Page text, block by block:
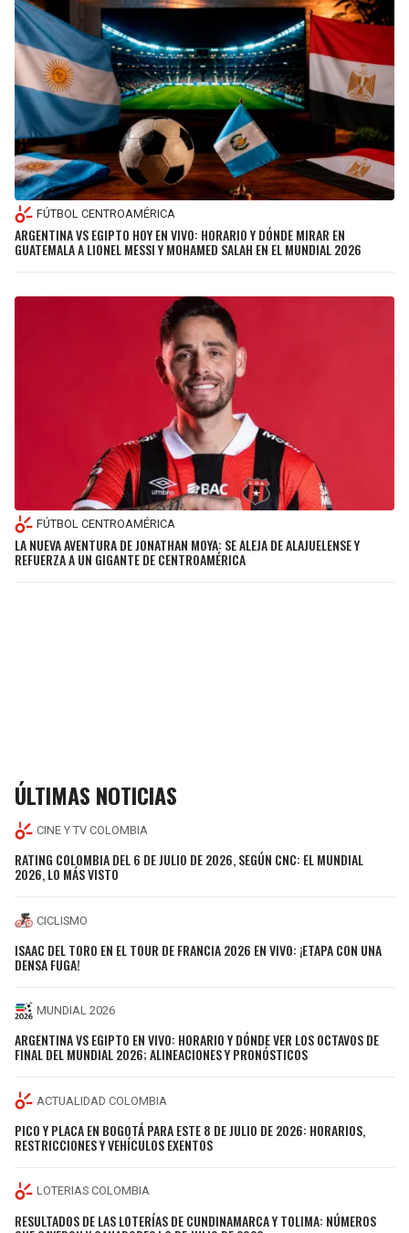
FÚTBOL CENTROAMÉRICA
ARGENTINA VS EGIPTO HOY EN VIVO: HORARIO Y DÓNDE MIRAR EN
GUATEMALA A LIONEL MESSI Y MOHAMED SALAH EN EL MUNDIAL 2026
FÚTBOL CENTROAMÉRICA
LA NUEVA AVENTURA DE JONATHAN MOYA: SE ALEJA DE ALAJUELENSE Y
REFUERZA A UN GIGANTE DE CENTROAMÉRICA
ÚLTIMAS NOTICIAS
CINE Y TV COLOMBIA
RATING COLOMBIA DEL 6 DE JULIO DE 2026, SEGÚN CNC: EL MUNDIAL
2026, LO MÁS VISTO
CICLISMO
ISAAC DEL TORO EN EL TOUR DE FRANCIA 2026 EN VIVO: ¡ETAPA CON UNA
DENSA FUGA!
MUNDIAL 2026
ARGENTINA VS EGIPTO EN VIVO: HORARIO Y DÓNDE VER LOS OCTAVOS DE
FINAL DEL MUNDIAL 2026; ALINEACIONES Y PRONÓSTICOS
ACTUALIDAD COLOMBIA
PICO Y PLACA EN BOGOTÁ PARA ESTE 8 DE JULIO DE 2026: HORARIOS,
RESTRICCIONES Y VEHÍCULOS EXENTOS
LOTERIAS COLOMBIA
RESULTADOS DE LAS LOTERÍAS DE CUNDINAMARCA Y TOLIMA: NÚMEROS